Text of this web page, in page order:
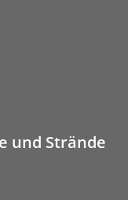
und Strände